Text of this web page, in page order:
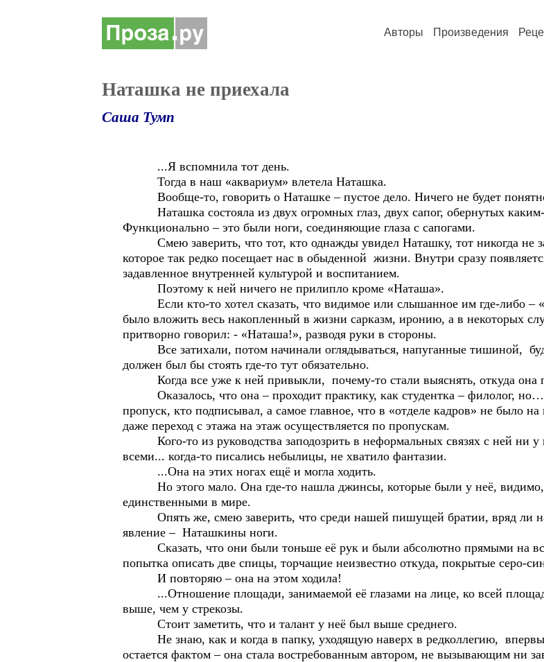
Авторы Произведения
Наташка не приехала
Саша Тумп
...Я вспомнила тот день.
Тогда в наш «аквариум» влетела Наташка.
Вообще-то, говорить о Наташке – пустое дело. Ничего не будет
Наташка состояла из двух огромных глаз, двух сапог, обернутых
Функционально – это были ноги, соединяющие глаза с сапогами.
Смею заверить, что тот, кто однажды увидел Наташку, тот никогда не
которое так редко посещает нас в обыденной жизни. Внутри сразу
задавленное внутренней культурой и воспитанием.
Поэтому к ней ничего не прилипло кроме «Наташа».
Если кто-то хотел сказать, что видимое или слышанное им где-либо –
было вложить весь накопленный в жизни сарказм, иронию, а в некоторых
притворно говорил: - «Наташа!», разводя руки в стороны.
Все затихали, потом начинали оглядываться, напуганные тишиной,
должен был бы стоять где-то тут обязательно.
Когда все уже к ней привыкли, почему-то стали выяснять, откуда она
Оказалось, что она – проходит практику, как студентка – филолог,
пропуск, кто подписывал, а самое главное, что в «отделе кадров» не было
даже переход с этажа на этаж осуществляется по пропускам.
Кого-то из руководства заподозрить в неформальных связях с ней ни у
всеми... когда-то писались небылицы, не хватило фантазии.
...Она на этих ногах ещё и могла ходить.
Но этого мало. Она где-то нашла джинсы, которые были у неё, видимо,
единственными в мире.
Опять же, смею заверить, что среди нашей пишущей братии, вряд ли
явление – Наташкины ноги.
Сказать, что они были тоньше её рук и были абсолютно прямыми на
попытка описать две спицы, торчащие неизвестно откуда, покрытые серо-
И повторяю – она на этом ходила!
...Отношение площади, занимаемой её глазами на лице, ко всей
выше, чем у стрекозы.
Стоит заметить, что и талант у неё был выше среднего.
Не знаю, как и когда в папку, уходящую наверх в редколлегию,
остается фактом – она стала востребованным автором, не вызывающим ни